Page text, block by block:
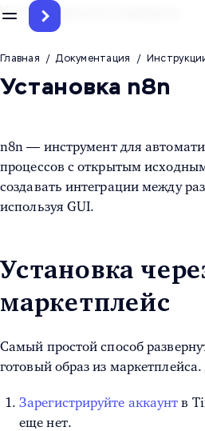
Инструкции для серверов
Главная / Документация /
Установка n8n
n8n — инструмент для
процессов с открытым
создавать интеграции между
используя GUI.
Установка
маркетплейс
Самый простой способ
готовый образ из маркетплейса.
Зарегистрируйте аккаунт в
еще нет.